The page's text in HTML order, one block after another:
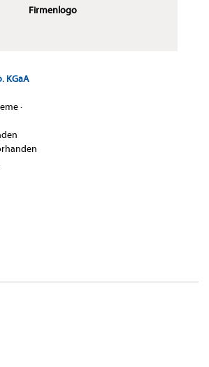
Firmenlogo
KGaA
·